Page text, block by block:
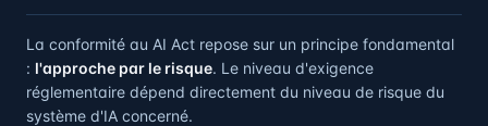
La conformité au AI Act repose sur un principe fondamental
: l'approche par le risque. Le niveau d'exigence
réglementaire dépend directement du niveau de risque du
système d'IA concerné.